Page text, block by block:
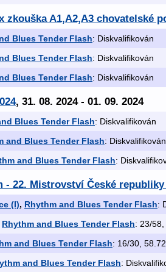
zkouška A1,A2,A3 chovatelské
Blues Tender Flash: Diskvalifikován
Blues Tender Flash: Diskvalifikován
Blues Tender Flash: Diskvalifikován
, 31. 08. 2024 - 01. 09. 2024
Blues Tender Flash: Diskvalifikován
and Blues Tender Flash: Diskvalifikován
and Blues Tender Flash:
- 22. Mistrovství České
(I), Rhythm and Blues Tender Flash:
Rhythm and Blues Tender Flash: 23/
and Blues Tender Flash: 16/30,
and Blues Tender Flash: